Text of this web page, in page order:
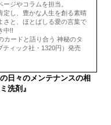
ジやコラムを担当。
定し、豊かな人生を創る素晴
さと、ほとばしる愛の言葉で
中!!
カードと語り合う 神秘のタ
ティック社・1320円）発売
日々のメンテナンスの相
洗剤』